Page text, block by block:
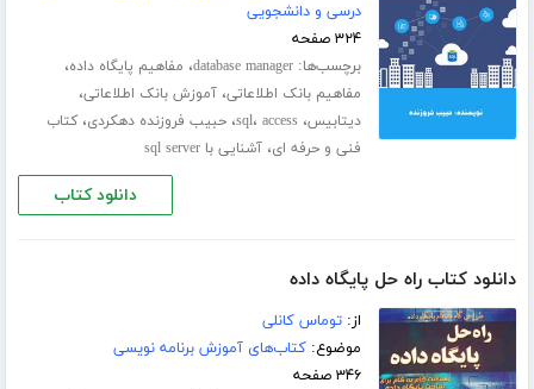
درسی و دانشجویی
۳۲۴ صفحه
برچسب‌ها:database manager، مفاهیم پایگاه داده،
مفاهیم بانک اطلاعاتی،آموزش بانک اطلاعاتی،
دیتابیس، sql، access ،حبیب فروزنده دهکردی،کتاب
فنی و حرفه ای،آشنایی با sql server
دانلود کتاب
دانلود کتاب راه حل پایگاه داده
از:توماس کانلی
موضوع:کتاب‌های آموزش برنامه نویسی
۳۴۶ صفحه